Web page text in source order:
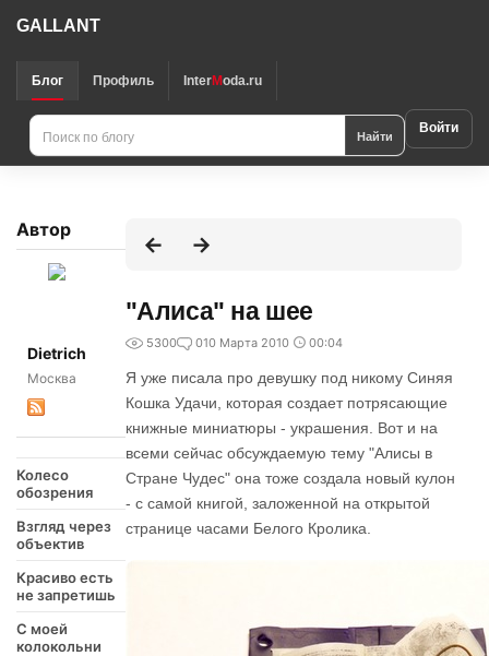
GALLANT
Блог Профиль InterModa.ru
Найти Войти
Автор
Dietrich
Москва
Колесо
обозрения
Взгляд через
объектив
Красиво есть
не запретишь
С моей
колокольни
"Алиса" на шее
5300 010 Марта 2010 00:04
Я уже писала про девушку под никому Синяя
Кошка Удачи, которая создает потрясающие
книжные миниатюры - украшения. Вот и на
всеми сейчас обсуждаемую тему "Алисы в
Стране Чудес" она тоже создала новый кулон
- с самой книгой, заложенной на открытой
странице часами Белого Кролика.